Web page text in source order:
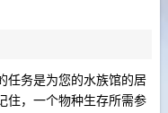
任务是为您的水族馆的居
住，一个物种生存所需参